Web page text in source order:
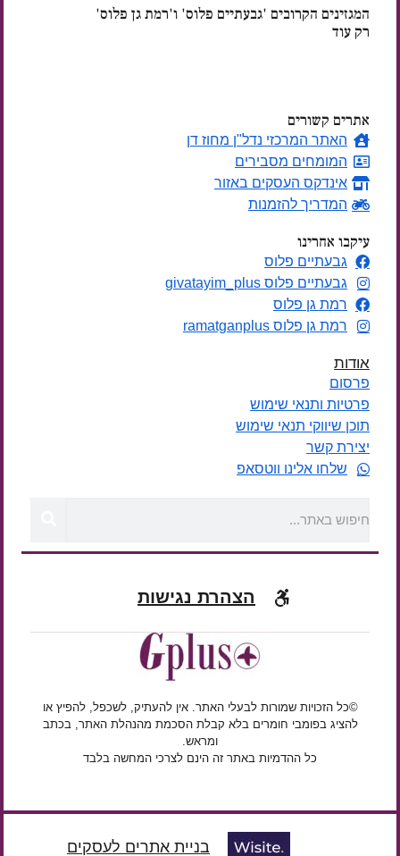
המגזינים הקרובים 'גבעתיים פלוס' ו'רמת גן פלוס'
רק עוד
אתרים קשורים
האתר המרכזי נדל"ן מחוז דן
המומחים מסבירים
אינדקס העסקים באזור
המדריך להזמנות
עיקבו אחרינו
גבעתיים פלוס
גבעתיים פלוס givatayim_plus
רמת גן פלוס
רמת גן פלוס ramatganplus
אודות
פרסום
פרטיות ותנאי שימוש
תוכן שיווקי תנאי שימוש
יצירת קשר
שלחו אלינו ווטסאפ
הצהרת נגישות
©כל הזכויות שמורות לבעלי האתר. אין להעתיק, לשכפל, להפיץ או
להציג בפומבי חומרים בלא קבלת הסכמת מהנהלת האתר, בכתב
ומראש.
כל ההדמיות באתר זה הינם לצרכי המחשה בלבד
בניית אתרים לעסקים